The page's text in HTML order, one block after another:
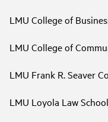
LMU College of
LMU College of
LMU Frank R. Seaver
LMU Loyola Law School